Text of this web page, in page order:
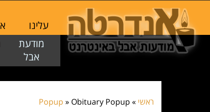
עלינו
מודעת
אבל
ראשי »
Popup» Obituary Popup